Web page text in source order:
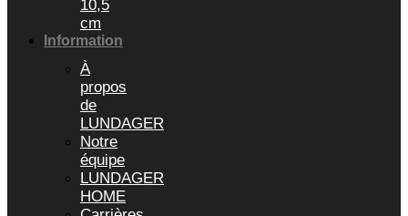
10,5
cm
Information
À
propos
de
LUNDAGER
Notre
équipe
LUNDAGER
HOME